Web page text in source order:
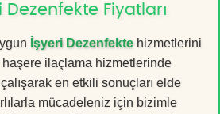
Fiyatları
İşyeri Dezenfektehizmetlerini
ilaçlama hizmetlerinde
en etkili sonuçları elde
mücadeleniz için bizimle